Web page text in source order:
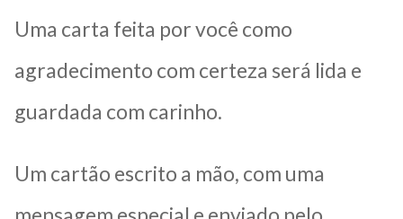
Uma carta feita por você como
agradecimento com certeza será lida e
guardada com carinho.
Um cartão escrito a mão, com uma